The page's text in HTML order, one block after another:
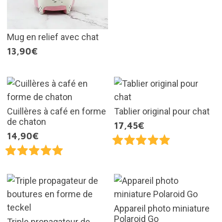
Mug en relief avec chat
13,90€
Cuillères à café en forme
de chaton
14,90€
Tablier original pour chat
17,45€
Appareil photo miniature
Polaroid Go